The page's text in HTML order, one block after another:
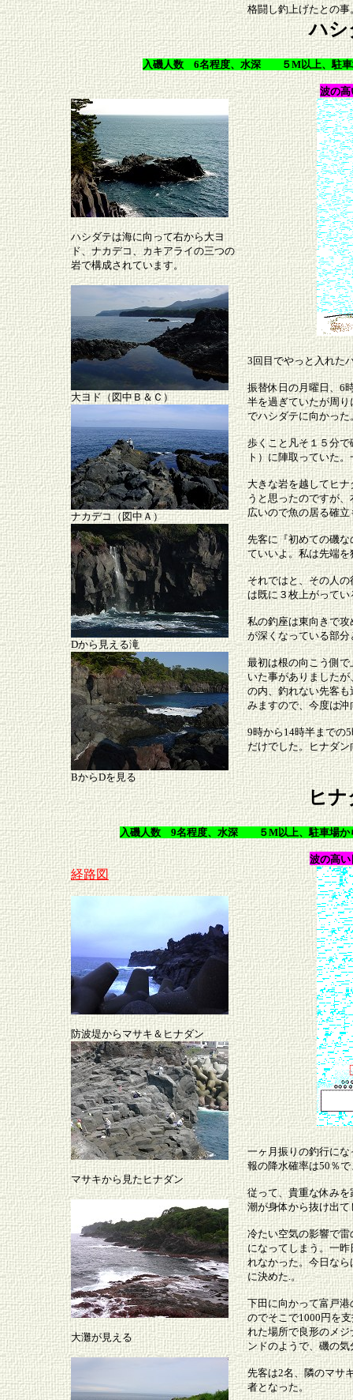
格闘し釣上げたとの
ハシ
入磯人数 6名程度、水深 ５M以上、駐車
波の高
ハシダテは海に向って右から大ヨ
ド、ナカデコ、カキアライの三つの
岩で構成されています。
大ヨド（図中Ｂ＆Ｃ）
ナカデコ（図中Ａ）
Dから見える滝
BからDを見る
3回目でやっと入れた
振替休日の月曜日、6
半を過ぎていたが周
でハシダテに向かった
歩くこと凡そ１５分
ト）に陣取っていた
大きな岩を越してヒ
うと思ったのですが
広いので魚の居る確
先客に『初めての磯
ていいよ。私は先端
それではと、その人
は既に３枚上がって
私の釣座は東向きで
が深くなっている部
最初は根の向こう側
いた事がありました
の内、釣れない先客
みますので、今度は
9時から14時半までの
だけでした。ヒナダ
ヒナ
入磯人数 9名程度、水深 ５M以上、駐車場か
波の高い
経路図
防波堤からマサキ＆ヒナダン
マサキから見たヒナダン
大灘が見える
一ヶ月振りの釣行に
報の降水確率は50％
従って、貴重な休み
潮が身体から抜け出
冷たい空気の影響で
になってしまう。一
れなかった。今日な
に決めた.。
下田に向かって富戸
のでそこで1000円を
れた場所で良形のメ
ンドのようで、磯の
先客は2名、隣のマサ
者となった。